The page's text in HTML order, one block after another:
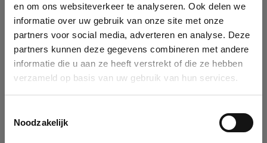
en om ons websiteverkeer te analyseren. Ook delen we
informatie over uw gebruik van onze site met onze
partners voor social media, adverteren en analyse. Deze
partners kunnen deze gegevens combineren met andere
informatie die u aan ze heeft verstrekt of die ze hebben
verzameld op basis van uw gebruik van hun services.
Noodzakelijk
de
l'entreprise
Please fill in your company details
form. If you don't find your company in our database, you can create
a new company record with the button below.
Voir les détails
Ok